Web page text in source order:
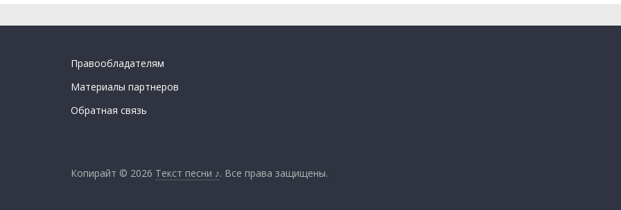
Правообладателям
Материалы партнеров
Обратная связь
Копирайт © 2026 Текст песни ♪. Все права защищены.